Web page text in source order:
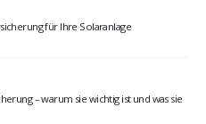
für Ihre Solaranlage
– warum sie wichtig ist und was sie